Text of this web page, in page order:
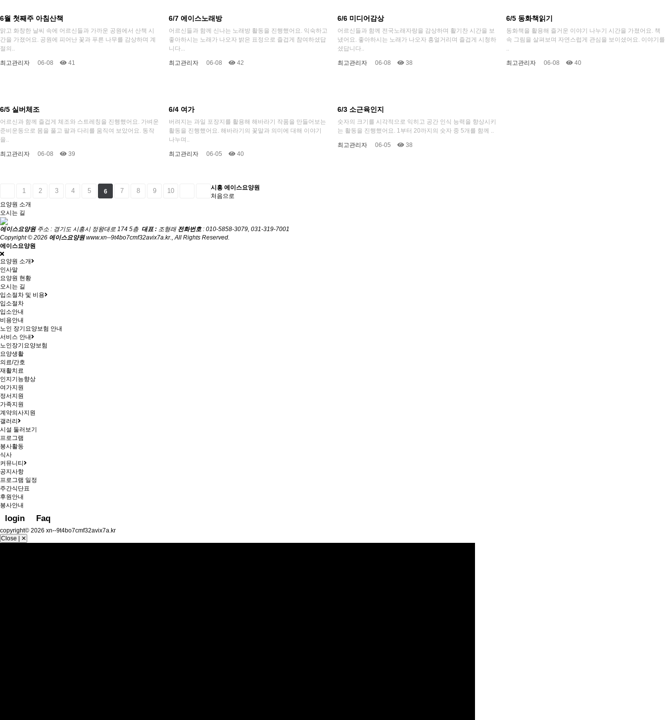
6월 첫째주 아침산책
맑고 화창한 날씨 속에 어르신들과 가까운 공원에서 산책 시
간을 가졌어요. 공원에 피어난 꽃과 푸른 나무를 감상하며 계
절의..
최고관리자 06-08 41
6/7 에이스노래방
어르신들과 함께 신나는 노래방 활동을 진행했어요. 익숙하고
좋아하시는 노래가 나오자 밝은 표정으로 즐겁게 참여하셨답
니다...
최고관리자 06-08 42
6/6 미디어감상
어르신들과 함께 전국노래자랑을 감상하며 활기찬 시간을 보
냈어요. 좋아하시는 노래가 나오자 흥얼거리며 즐겁게 시청하
셨답니다..
최고관리자 06-08 38
6/5 동화책읽기
동화책을 활용해 즐거운 이야기 나누기 시간을 가졌어요. 책
속 그림을 살펴보며 자연스럽게 관심을 보이셨어요. 이야기를
..
최고관리자 06-08 40
6/5 실버체조
어르신과 함께 즐겁게 체조와 스트레칭을 진행했어요. 가벼운
준비운동으로 몸을 풀고 팔과 다리를 움직여 보았어요. 동작
을..
최고관리자 06-08 39
6/4 여가
버려지는 과일 포장지를 활용해 해바라기 작품을 만들어보는
활동을 진행했어요. 해바라기의 꽃말과 의미에 대해 이야기
나누며..
최고관리자 06-05 40
6/3 소근육인지
숫자의 크기를 시각적으로 익히고 공간 인식 능력을 향상시키
는 활동을 진행했어요. 1부터 20까지의 숫자 중 5개를 함께 ..
최고관리자 06-05 38
1 2 3 4 5 6 7 8 9 10
시흥 에이스요양원
처음으로
요양원 소개
오시는 길
에이스요양원 주소 : 경기도 시흥시 정왕대로 174 5층 대표 : 조형래 전화번호: 010-5858-3079, 031-319-7001
Copyright © 2026 에이스요양원 www.xn--9t4bo7cmf32avix7a.kr., All Rights Reserved.
에이스요양원
요양원 소개
인사말
요양원 현황
오시는 길
입소절차 및 비용
입소절차
입소안내
비용안내
노인 장기요양보험 안내
서비스 안내
노인장기요양보험
요양생활
의료/간호
재활치료
인지기능향상
여가지원
정서지원
가족지원
계약의사지원
갤러리
시설 둘러보기
프로그램
봉사활동
식사
커뮤니티
공지사항
프로그램 일정
주간식단표
후원안내
봉사안내
login Faq
copyright© 2026 xn--9t4bo7cmf32avix7a.kr
Close | ✕